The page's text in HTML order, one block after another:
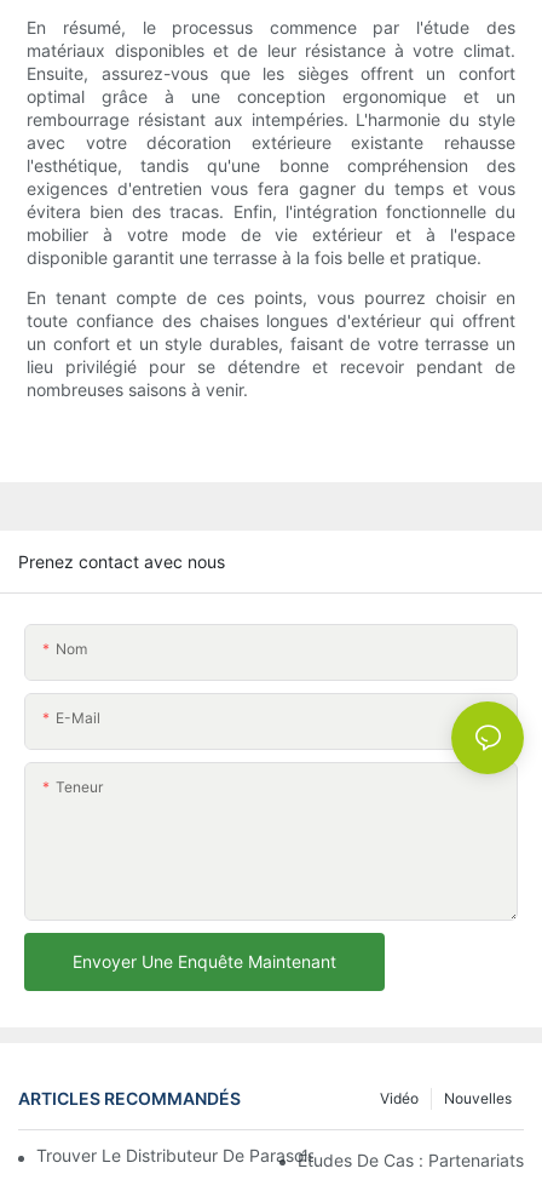
En résumé, le processus commence par l'étude des
matériaux disponibles et de leur résistance à votre climat.
Ensuite, assurez-vous que les sièges offrent un confort
optimal grâce à une conception ergonomique et un
rembourrage résistant aux intempéries. L'harmonie du style
avec votre décoration extérieure existante rehausse
l'esthétique, tandis qu'une bonne compréhension des
exigences d'entretien vous fera gagner du temps et vous
évitera bien des tracas. Enfin, l'intégration fonctionnelle du
mobilier à votre mode de vie extérieur et à l'espace
disponible garantit une terrasse à la fois belle et pratique.
En tenant compte de ces points, vous pourrez choisir en
toute confiance des chaises longues d'extérieur qui offrent
un confort et un style durables, faisant de votre terrasse un
lieu privilégié pour se détendre et recevoir pendant de
nombreuses saisons à venir.
Prenez contact avec nous
Nom
E-Mail
Teneur
Envoyer Une Enquête Maintenant
ARTICLES RECOMMANDÉS Nouvelles
Vidéo
Trouver Le Distributeur De Parasols De Plage Idéal Pour Votre
Études De Cas : Partenariats